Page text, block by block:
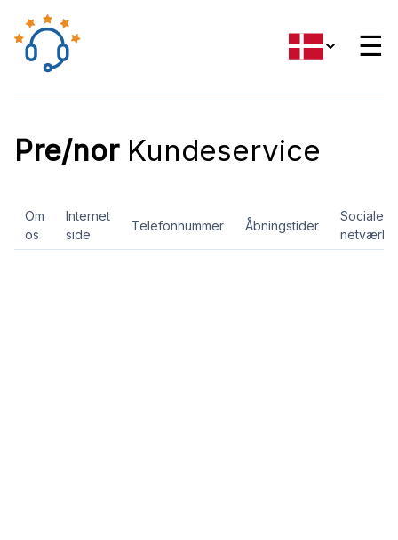
☰
Pre/nor Kundeservice
Om
os
Internet
side
Telefonnummer Åbningstider
Sociale
netværk